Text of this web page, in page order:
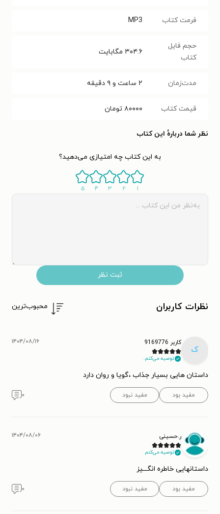
فرمت کتاب MP3
حجم فایل
کتاب
۳۰۴.۶ مگابایت
مدت‌زمان ۲ ساعت و ۹ دقیقه
قیمت کتاب ۸۰۰۰۰ تومان
نظر شما دربارهٔ این کتاب
به این کتاب چه امتیازی می‌دهید؟
۱ ۲ ۳ ۴ ۵
ثبت نظر
نظرات کاربران محبوب‌ترین
ک
کاربر 9169776
توصیه می‌کنم.
۱۴۰۴/۰۸/۱۶
داستان هایی بسیار جذاب ،گویا و روان دارد
مفید بود مفید نبود ۰
ر.حسینی
توصیه می‌کنم.
۱۴۰۴/۰۸/۰۶
داستانهایی خاطره انگـــیز
مفید بود مفید نبود ۰